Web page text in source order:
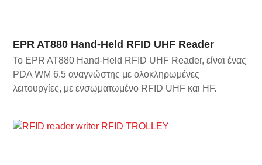
EPR AT880 Hand-Held RFID UHF Reader
Το EPR AT880 Hand-Held RFID UHF Reader, είναι ένας
PDA WM 6.5 αναγνώστης με ολοκληρωμένες
λειτουργίες, με ενσωματωμένο RFID UHF και HF.